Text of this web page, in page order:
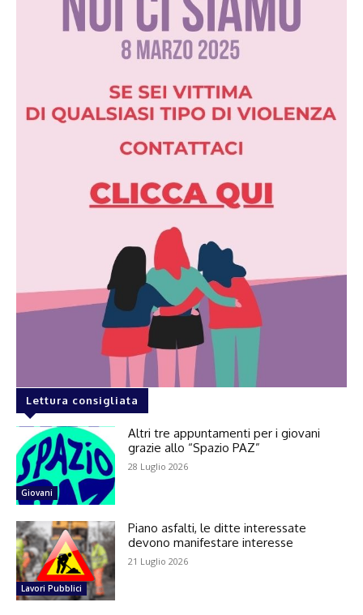
Lettura consigliata
Giovani
Altri tre appuntamenti per i giovani
grazie allo “Spazio PAZ”
28 Luglio 2026
Lavori Pubblici
Piano asfalti, le ditte interessate
devono manifestare interesse
21 Luglio 2026